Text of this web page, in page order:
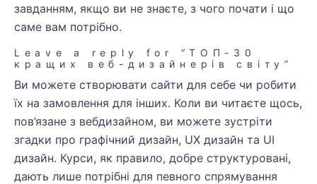
завданням, якщо ви не знаєте, з чого почати і що
саме вам потрібно.
Leave a reply for “ТОП-30
кращих веб-дизайнерів світу”
Ви можете створювати сайти для себе чи робити
їх на замовлення для інших. Коли ви читаєте щось,
пов’язане з вебдизайном, ви можете зустріти
згадки про графічний дизайн, UX дизайн та UI
дизайн. Курси, як правило, добре структуровані,
дають лише потрібні для певного спрямування